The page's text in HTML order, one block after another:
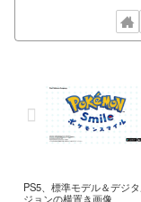
PS5、標準モデル＆デジ
ジョンの横置き画像